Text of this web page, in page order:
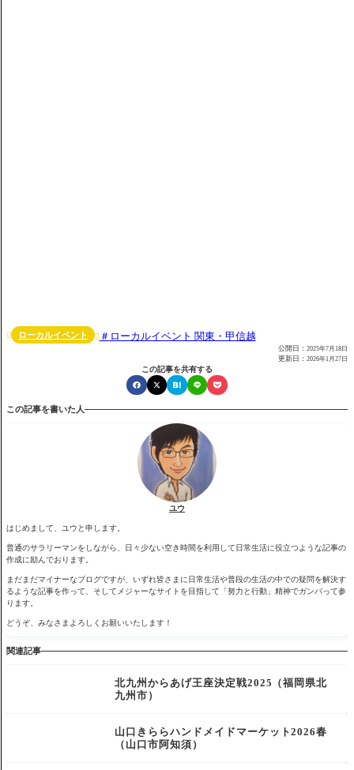
 ローカルイベント  ローカルイベント 関東・甲信越
公開日： 2025年7月18日
更新日： 2026年1月27日
この記事を共有する
この記事を書いた人
ユウ
はじめまして、ユウと申します。
普通のサラリーマンをしながら、日々少ない空き時間を利用して日常生活に役立つような記事の
作成に励んでおります。
まだまだマイナーなブログですが、いずれ皆さまに日常生活や普段の生活の中での疑問を解決す
るような記事を作って、そしてメジャーなサイトを目指して「努力と行動」精神でガンバって参
ります。
どうぞ、みなさまよろしくお願いいたします！
関連記事
北九州からあげ王座決定戦2025（福岡県北
九州市）
山口きららハンドメイドマーケット2026春
（山口市阿知須）